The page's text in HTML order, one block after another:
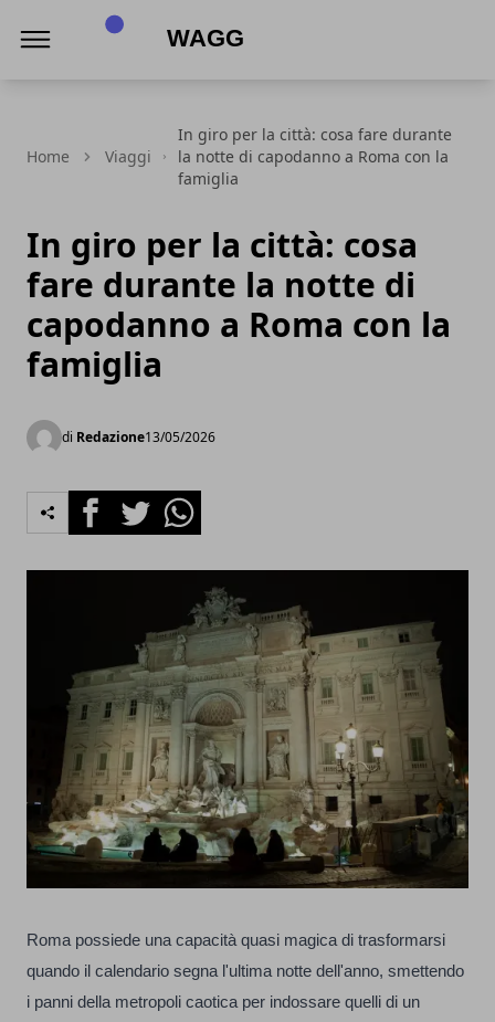
Home Viaggi
In giro per la città: cosa fare durante
la notte di capodanno a Roma con la
famiglia
In giro per la città: cosa
fare durante la notte di
capodanno a Roma con la
famiglia
di Redazione13/05/2026
FacebookTwitterWhatsapp
Roma possiede una capacità quasi magica di trasformarsi
quando il calendario segna l'ultima notte dell'anno, smettendo
i panni della metropoli caotica per indossare quelli di un